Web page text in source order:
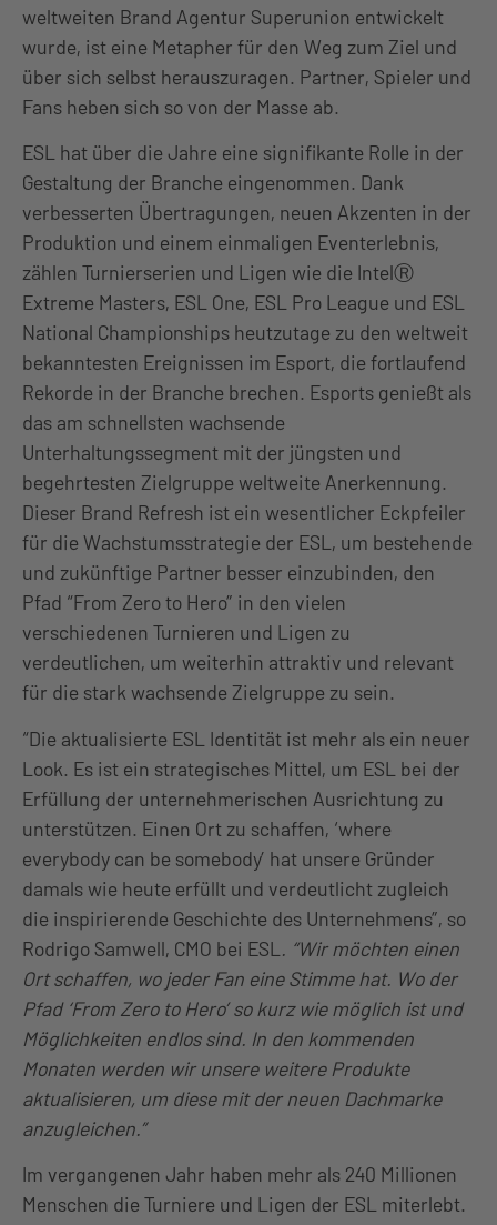
weltweiten Brand Agentur Superunion entwickelt
wurde, ist eine Metapher für den Weg zum Ziel und
über sich selbst herauszuragen. Partner, Spieler und
Fans heben sich so von der Masse ab.
ESL hat über die Jahre eine signifikante Rolle in der
Gestaltung der Branche eingenommen. Dank
verbesserten Übertragungen, neuen Akzenten in der
Produktion und einem einmaligen Eventerlebnis,
zählen Turnierserien und Ligen wie die IntelⓇ
Extreme Masters, ESL One, ESL Pro League und ESL
National Championships heutzutage zu den weltweit
bekanntesten Ereignissen im Esport, die fortlaufend
Rekorde in der Branche brechen. Esports genießt als
das am schnellsten wachsende
Unterhaltungssegment mit der jüngsten und
begehrtesten Zielgruppe weltweite Anerkennung.
Dieser Brand Refresh ist ein wesentlicher Eckpfeiler
für die Wachstumsstrategie der ESL, um bestehende
und zukünftige Partner besser einzubinden, den
Pfad “From Zero to Hero” in den vielen
verschiedenen Turnieren und Ligen zu
verdeutlichen, um weiterhin attraktiv und relevant
für die stark wachsende Zielgruppe zu sein.
“Die aktualisierte ESL Identität ist mehr als ein neuer
Look. Es ist ein strategisches Mittel, um ESL bei der
Erfüllung der unternehmerischen Ausrichtung zu
unterstützen. Einen Ort zu schaffen, ‘where
everybody can be somebody’ hat unsere Gründer
damals wie heute erfüllt und verdeutlicht zugleich
die inspirierende Geschichte des Unternehmens”, so
Rodrigo Samwell, CMO bei ESL . “Wir möchten einen
Ort schaffen, wo jeder Fan eine Stimme hat. Wo der
Pfad ‘From Zero to Hero’ so kurz wie möglich ist und
Möglichkeiten endlos sind. In den kommenden
Monaten werden wir unsere weitere Produkte
aktualisieren, um diese mit der neuen Dachmarke
anzugleichen.”
Im vergangenen Jahr haben mehr als 240 Millionen
Menschen die Turniere und Ligen der ESL miterlebt.